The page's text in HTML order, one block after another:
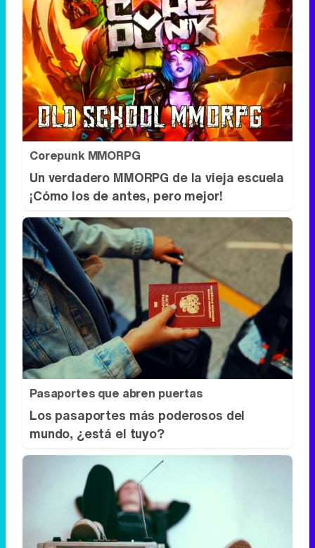
Corepunk MMORPG
Un verdadero MMORPG de la vieja escuela
¡Cómo los de antes, pero mejor!
Pasaportes que abren puertas
Los pasaportes más poderosos del
mundo, ¿está el tuyo?